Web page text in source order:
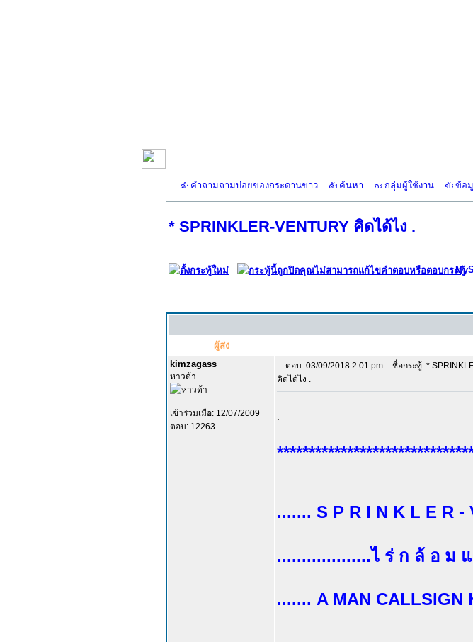
คำถามถามบ่อยของกระดานข่าว ค้นหา กลุ่มผู้ใช้งาน ข้อ
* SPRINKLER-VENTURY คิดได้ไง .
ผู้ส่ง
kimzagass
หาวด้า
เข้าร่วมเมื่อ: 12/07/2009
ตอบ: 12263
ตอบ: 03/09/2018 2:01 pm
ชื่อกระทู้: *
คิดได้ไง .
....... S P R I N K L E R -
...................ไ ร่ ก ล้ อ ม
....... A MAN CALLSIGN